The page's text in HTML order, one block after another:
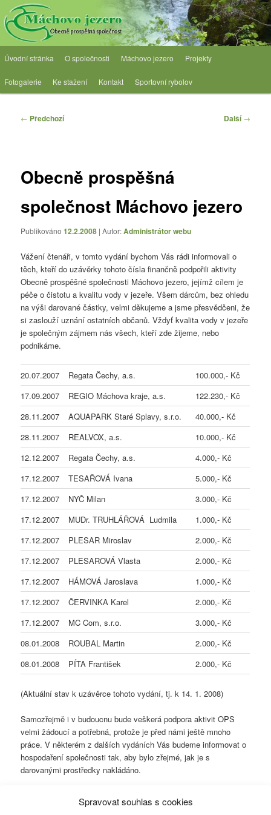
Spravovat souhlas s cookies
Přejít
k
hlavnímu
obsahu
webu OPS Máchovo jezero
Obecně prospěšná společnost
Hlavní
menu
Úvodní stránka O společnosti Máchovo jezero Projekty
Fotogalerie Ke stažení Kontakt Sportovní rybolov
Navigace
← Předchozí Další→
Obecně prospěšná
společnost Máchovo jezero
Publikováno12.2.2008 | Autor:Administrátor webu
Vážení čtenáři, v tomto vydání bychom Vás rádi informovali o
těch, kteří do uzávěrky tohoto čísla finančně podpořili aktivity
Obecně prospěšné společnosti Máchovo jezero, jejímž cílem je
péče o čistotu a kvalitu vody v jezeře. Všem dárcům, bez ohledu
na výši darované částky, velmi děkujeme a jsme přesvědčeni, že
si zaslouží uznání ostatních občanů. Vždyť kvalita vody v jezeře
je společným zájmem nás všech, kteří zde žijeme, nebo
podnikáme.
20.07.2007 Regata Čechy, a.s.
100.000,- Kč
17.09.2007
REGIO Máchova kraje, a.s.
122.230,- Kč
28.11.2007
AQUAPARK Staré Splavy, s.r.o.
40.000,- Kč
28.11.2007
REALVOX, a.s.
10.000,- Kč
12.12.2007
Regata Čechy, a.s.
4.000,- Kč
17.12.2007
TESAŘOVÁ Ivana
5.000,- Kč
17.12.2007
NYČ Milan
3.000,- Kč
17.12.2007
MUDr. TRUHLÁŘOVÁ Ludmila
1.000,- Kč
17.12.2007
PLESAR Miroslav
2.000,- Kč
17.12.2007
PLESAROVÁ Vlasta
2.000,- Kč
17.12.2007
HÁMOVÁ Jaroslava
1.000,- Kč
17.12.2007
ČERVINKA Karel
2.000,- Kč
17.12.2007
MC Com, s.r.o.
3.000,- Kč
08.01.2008
ROUBAL Martin
2.000,- Kč
08.01.2008
PÍTA František 2.000,- Kč
(Aktuální stav k uzávěrce tohoto vydání, tj. k 14. 1. 2008)
Samozřejmě i v budoucnu bude veškerá podpora aktivit OPS
velmi žádoucí a potřebná, protože je před námi ještě mnoho
práce. V některém z dalších vydáních Vás budeme informovat o
hospodaření společnosti tak, aby bylo zřejmé, jak je s
darovanými prostředky nakládáno.
i morální pomoc poděkovat.